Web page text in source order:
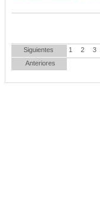
Siguientes 1 2
3
Anteriores